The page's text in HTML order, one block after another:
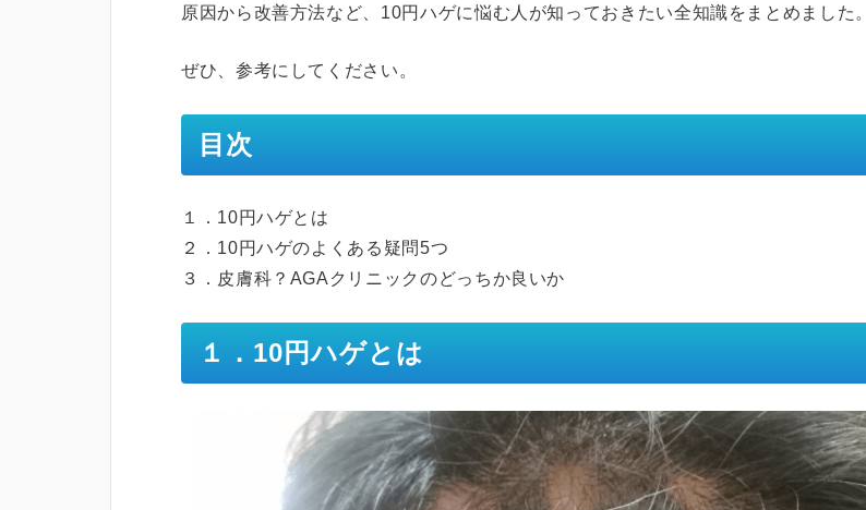
原因から改善方法など、10円ハゲに悩む人が知っておきたい全知識をまとめました。
ぜひ、参考にしてください。
目次
１．10円ハゲとは
２．10円ハゲのよくある疑問5つ
３．皮膚科？AGAクリニックのどっちか良いか
１．10円ハゲとは